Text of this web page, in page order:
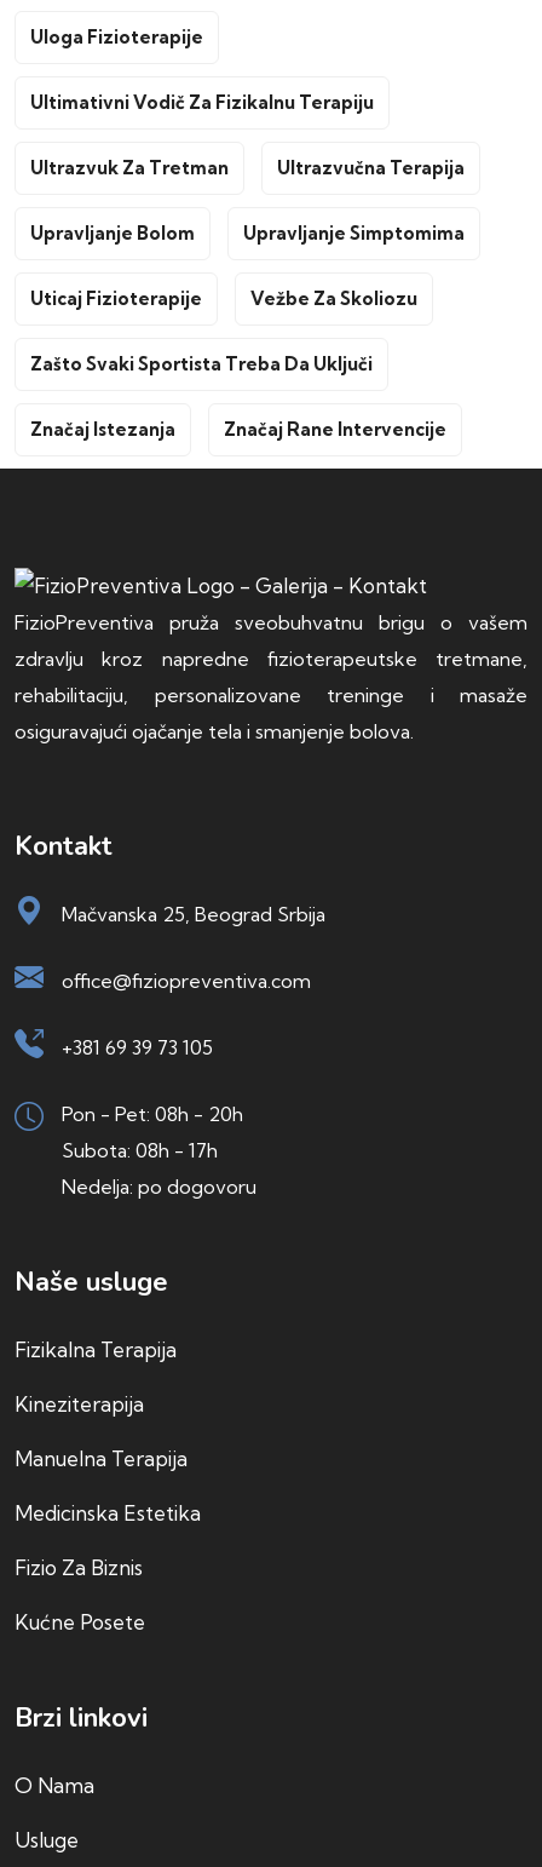
Uloga Fizioterapije
Ultimativni Vodič Za Fizikalnu Terapiju
Ultrazvuk Za Tretman Ultrazvučna Terapija
Upravljanje Bolom Upravljanje Simptomima
Uticaj Fizioterapije Vežbe Za Skoliozu
Zašto Svaki Sportista Treba Da Uključi
Značaj Istezanja Značaj Rane Intervencije
FizioPreventiva pruža sveobuhvatnu brigu o vašem
zdravlju kroz napredne fizioterapeutske tretmane,
rehabilitaciju, personalizovane treninge i masaže
osiguravajući ojačanje tela i smanjenje bolova.
Kontakt
Mačvanska 25, Beograd Srbija
office@fiziopreventiva.com
+381 69 39 73 105
Pon - Pet: 08h - 20h
Subota: 08h - 17h
Nedelja: po dogovoru
Naše usluge
Fizikalna Terapija
Kineziterapija
Manuelna Terapija
Medicinska Estetika
Fizio Za Biznis
Kućne Posete
Brzi linkovi
O Nama
Usluge